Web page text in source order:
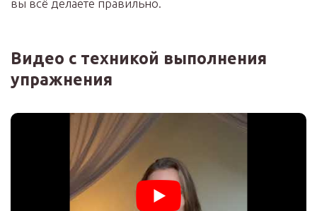
вы всё делаете правильно.
Видео с техникой выполнения
упражнения